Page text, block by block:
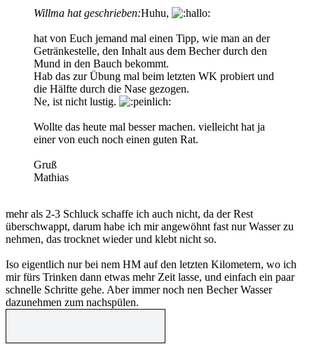
Willma hat geschrieben:Huhu,
hat von Euch jemand mal einen Tipp, wie man an der
Getränkestelle, den Inhalt aus dem Becher durch den
Mund in den Bauch bekommt.
Hab das zur Übung mal beim letzten WK probiert und
die Hälfte durch die Nase gezogen.
Ne, ist nicht lustig.
Wollte das heute mal besser machen. vielleicht hat ja
einer von euch noch einen guten Rat.
Gruß
Mathias
mehr als 2-3 Schluck schaffe ich auch nicht, da der Rest
überschwappt, darum habe ich mir angewöhnt fast nur Wasser zu
nehmen, das trocknet wieder und klebt nicht so.
Iso eigentlich nur bei nem HM auf den letzten Kilometern, wo ich
mir fürs Trinken dann etwas mehr Zeit lasse, und einfach ein paar
schnelle Schritte gehe. Aber immer noch nen Becher Wasser
dazunehmen zum nachspülen.